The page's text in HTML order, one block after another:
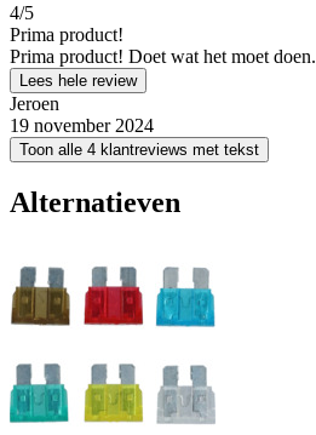
4/5
Prima product!
Prima product! Doet wat het moet doen.
Lees hele review
Jeroen
19 november 2024
Toon alle 4 klantreviews met tekst
Alternatieven